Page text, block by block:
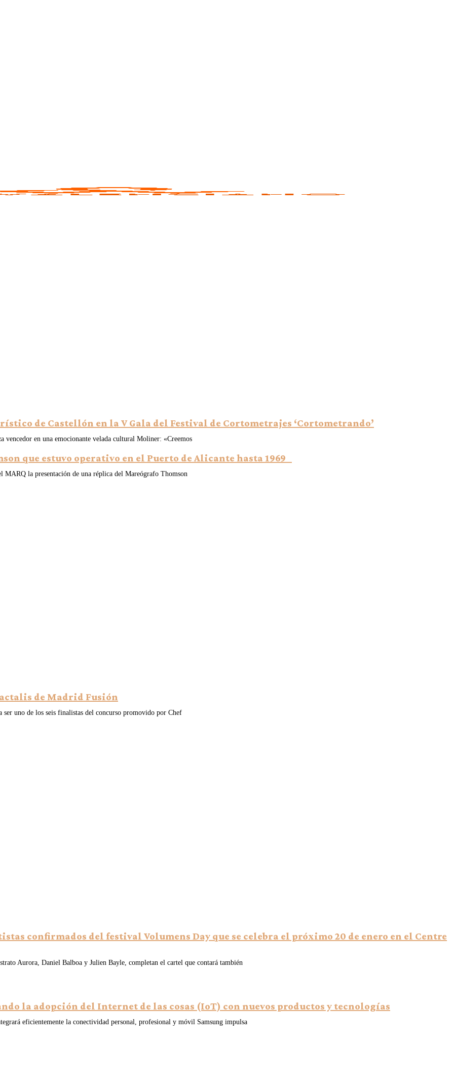
de Castellón en la V Gala del Festival de Cortometrajes ‘Cortometrando’
vencedor en una emocionante velada cultural Moliner: «Creemos
que estuvo operativo en el Puerto de Alicante hasta 1969
MARQ la presentación de una réplica del Mareógrafo Thomson
de Madrid Fusión
uno de los seis finalistas del concurso promovido por Chef
confirmados del festival Volumens Day que se celebra el próximo 20 de enero en el Centre
Aurora, Daniel Balboa y Julien Bayle, completan el cartel que contará también
la adopción del Internet de las cosas (IoT) con nuevos productos y tecnologías
eficientemente la conectividad personal, profesional y móvil Samsung impulsa